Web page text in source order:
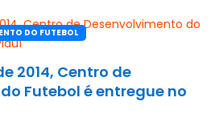
DO FUTEBOL
2014, Centro de
Futebol é entregue no